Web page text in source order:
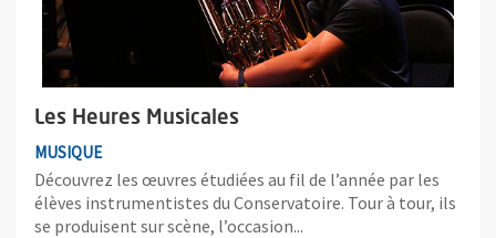
Les Heures Musicales
MUSIQUE
Découvrez les œuvres étudiées au fil de l’année par les
élèves instrumentistes du Conservatoire. Tour à tour, ils
se produisent sur scène, l’occasion...